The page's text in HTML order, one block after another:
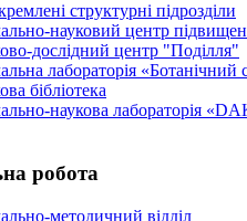
структурні підрозділи
науковий центр
дослідний центр "Поділля"
лабораторія «Ботанічний
бібліотека
наукова лабораторія
робота
методичний відділ